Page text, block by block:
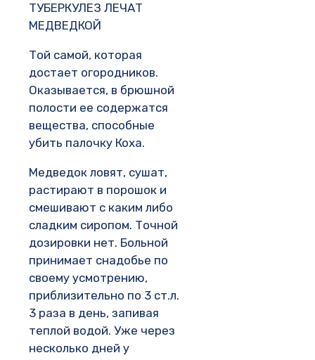
ТУБЕРКУЛЕЗ ЛЕЧАТ
МЕДВЕДКОЙ
Той самой, которая
достает огородников.
Оказывается, в брюшной
полости ее содержатся
вещества, способные
убить палочку Коха.
Медведок ловят, сушат,
растирают в порошок и
смешивают с каким либо
сладким сиропом. Точной
дозировки нет. Больной
принимает снадобье по
своему усмотрению,
приблизительно по 3 ст.л.
3 раза в день, запивая
теплой водой. Уже через
несколько дней у